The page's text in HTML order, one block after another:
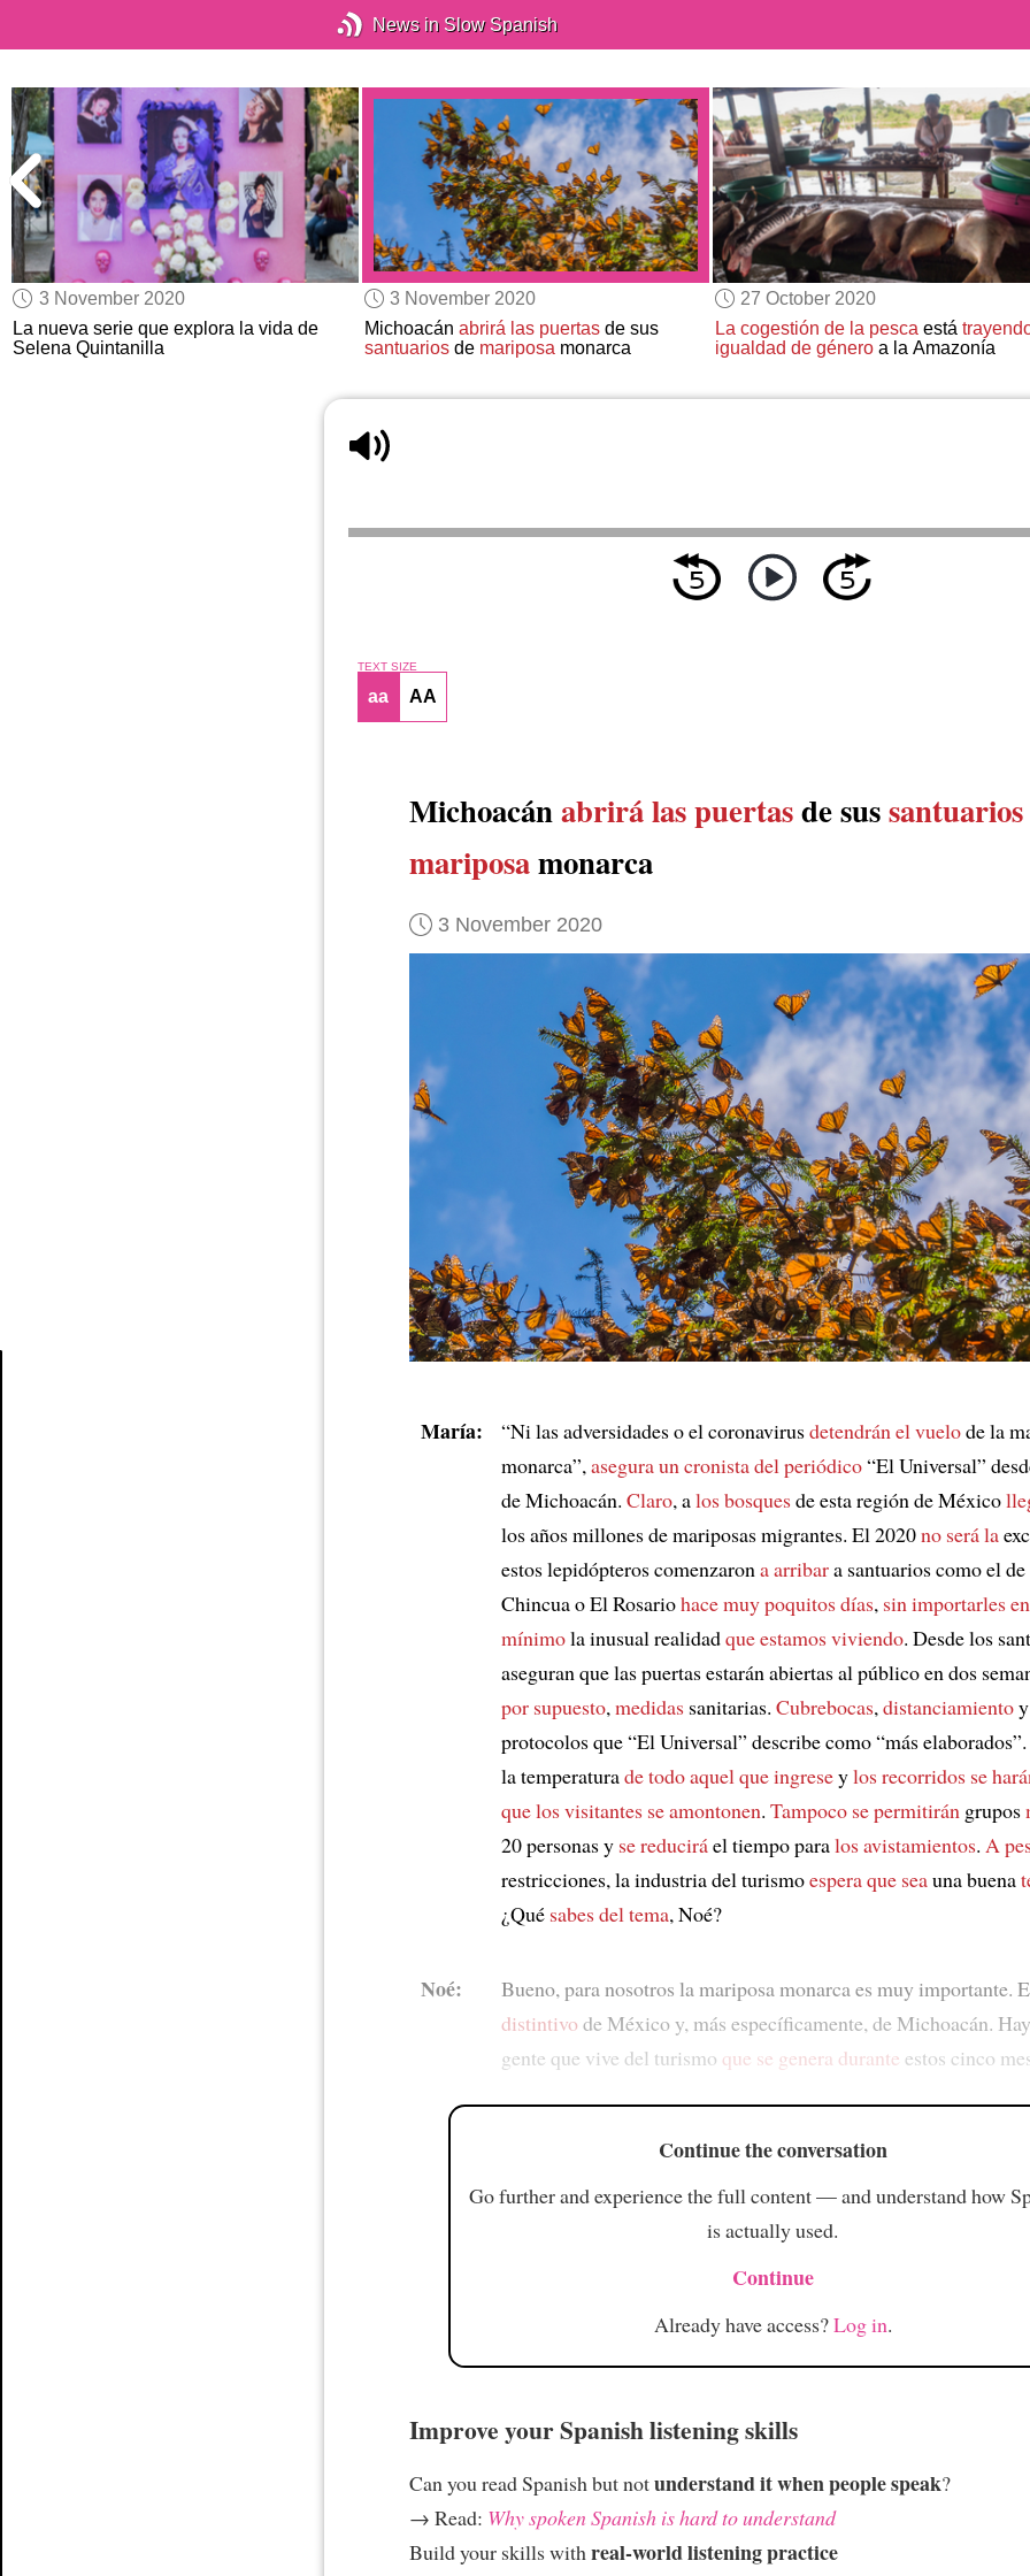
News in Slow Spanish
3 November 2020
La nueva serie que explora la vida de
Selena Quintanilla
3 November 2020
Michoacán abrirá las puertasde sus
santuariosde mariposamonarca
27 October 2020
La cogestión de la pescaestá
igualdad de géneroa la Amazonía
TEXT SIZE
aa AA
Michoacánabrirá las puertasde sussantuarios
mariposamonarca
3 November 2020
María: “Ni las adversidades o el coronavirusdetendrán el vuelode la
monarca”,aseguraun cronista del periódico“El Universal”
de Michoacán. Claro, alos bosquesde esta región de México
los años millones de mariposas migrantes. El 2020no será la
estos lepidópteros comenzarona arribara santuarios como el
Chincua o El Rosariohace muy poquitos días, sin importarles
mínimola inusual realidadque estamos viviendo. Desde los
aseguran que las puertas estarán abiertas al público en dos
por supuesto,medidas sanitarias. Cubrebocas,distanciamiento
protocolos que “El Universal” describe como “más elaborados”.
la temperaturade todo aquel que ingreseylos recorridos se
que los visitantes se amontonen. Tampoco se permitirán grupos
20 personas y se reduciráel tiempo paralos avistamientos. A
restricciones, la industria del turismoespera que seauna buena
¿Qué sabes del tema, Noé?
Noé:
Bueno, para nosotros la mariposa monarca es muy importante.
distintivo de México y, más específicamente, de Michoacán.
gente que vive del turismo que se genera durante estos cinco
Continue the conversation
Go further and experience the full content — and understand how
is actually used.
Continue
Already have access?Log in.
Improve your Spanish listening skills
Can you read Spanish but notunderstand it when people speak?
→ Read: Why spoken Spanish is hard to understand
Build your skills withreal-world listening practice